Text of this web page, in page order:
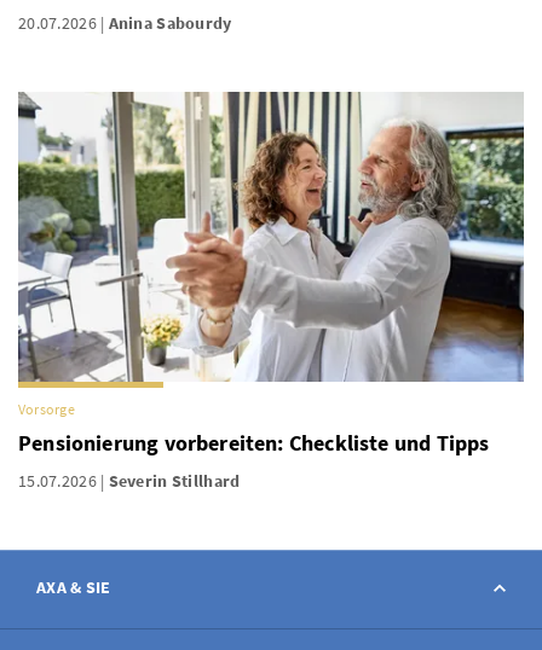
20.07.2026 Anina Sabourdy
Vorsorge
Pensionierung vorbereiten: Checkliste und Tipps
15.07.2026 Severin Stillhard
AXA & SIE